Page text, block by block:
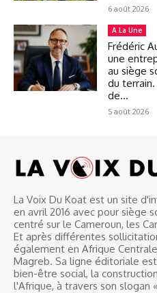
6 août 2026
A La Une
Frédéric
une
au siège
du terrain.
de...
5 août 2026
La Voix Du Koat est un site
en avril 2016 avec pour siège
centré sur le Cameroun, les
Et après différentes
également en Afrique
Magreb. Sa ligne éditoriale
bien-être social, la
l'Afrique, à travers son slogan